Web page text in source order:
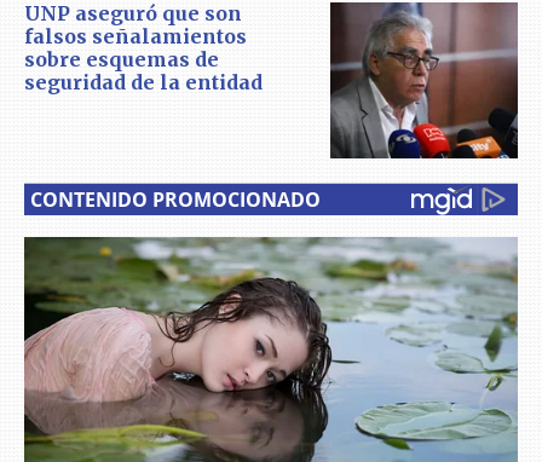
UNP aseguró que son
falsos señalamientos
sobre esquemas de
seguridad de la entidad